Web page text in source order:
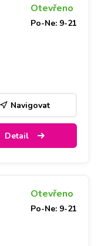
Otevřeno
Po-Ne: 9-21
Navigovat
Detail
Otevřeno
Po-Ne: 9-21